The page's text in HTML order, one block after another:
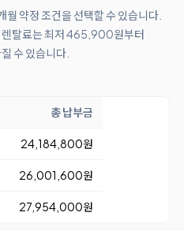
약정 조건을 선택할 수 있습니다.
렌탈료는 최저 465,900원부터
수 있습니다.
총 납부금
24,184,800원
26,001,600원
27,954,000원